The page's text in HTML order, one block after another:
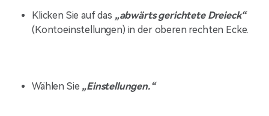
Klicken Sie auf das „abwärts gerichtete Dreieck“
(Kontoeinstellungen) in der oberen rechten Ecke.
Wählen Sie „Einstellungen.“